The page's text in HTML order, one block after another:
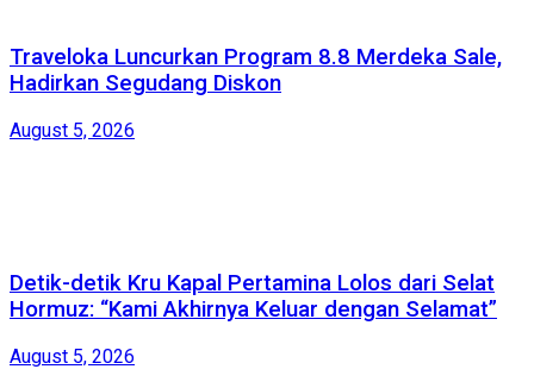
Traveloka Luncurkan Program 8.8 Merdeka Sale,
Hadirkan Segudang Diskon
August 5, 2026
Detik-detik Kru Kapal Pertamina Lolos dari Selat
Hormuz: “Kami Akhirnya Keluar dengan Selamat”
August 5, 2026